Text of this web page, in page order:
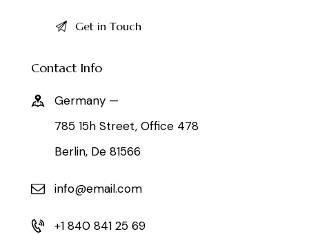
Contact Info
Germany —
785 15h Street, Office 478
Berlin, De 81566
info@email.com
+1 840 841 25 69